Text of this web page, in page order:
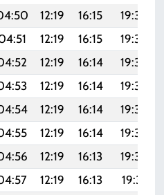
12:19 16:15 19:38
12:19 16:15 19:37
12:19 16:14
19:36
12:19 16:14 19:35
12:19 16:14
19:34
12:19 16:14
19:33
12:19 16:13 19:32
12:19 16:13 19:31